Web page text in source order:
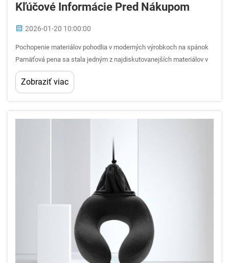
Kľúčové Informácie Pred Nákupom
2026-01-20 10:00:00
Pochopenie materiálov pohodlia v moderných výrobkoch na spánok
Pamäťová pena sa stala jedným z najdiskutovanejších materiálov v
matracoch, polštárikoch a sedacích výrobkoch počas posledných
desaťročí. Jej jedinečné vlastnosti zmierňovania tlaku a
Zobraziť viac